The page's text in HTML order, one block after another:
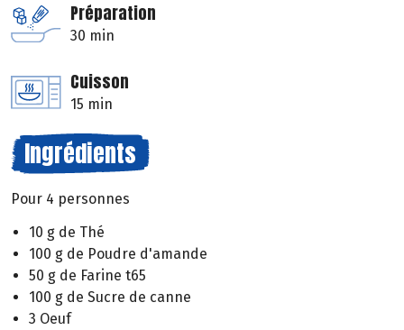
Préparation
30 min
Cuisson
15 min
Ingrédients
Pour 4 personnes
10 g de Thé
100 g de Poudre d'amande
50 g de Farine t65
100 g de Sucre de canne
3 Oeuf